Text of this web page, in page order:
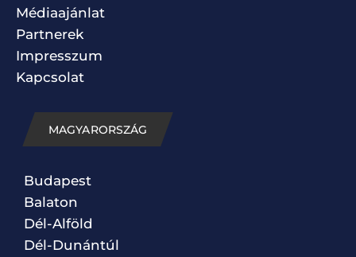
Médiaajánlat
Partnerek
Impresszum
Kapcsolat
MAGYARORSZÁG
Budapest
Balaton
Dél-Alföld
Dél-Dunántúl